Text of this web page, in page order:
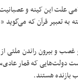
علت این کینه و
به تعبیر قرآن که
و بیرون راندن ملتی
دولت‌هایی که قمار
هستند.